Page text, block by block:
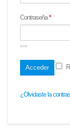
Contraseña*
¿Olvidaste la